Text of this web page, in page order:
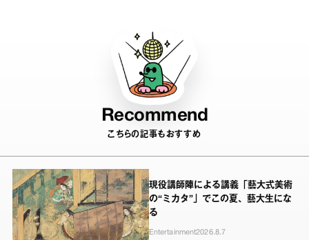
Recommend
こちらの記事もおすすめ
現役講師陣による講義「藝大式美術
の“ミカタ”」でこの夏、藝大生にな
る
Entertainment2026.8.7